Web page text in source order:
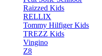
Raizzed Kids
RELLIX
Tommy Hilfiger Kids
TREZZ Kids
Vingino
Z8